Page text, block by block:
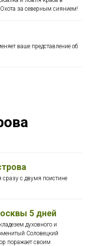
за северным сиянием!
ваше представление об
сразу с двумя поистине
5 дней
духовного и
Соловецкий
поражает своим